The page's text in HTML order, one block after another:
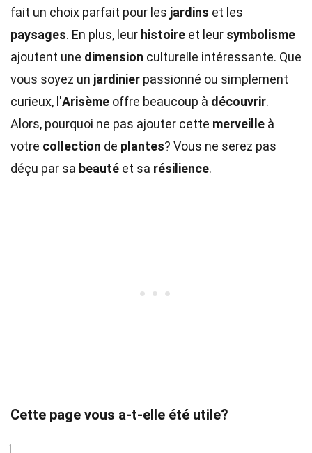
fait un choix parfait pour les jardins et les
paysages. En plus, leur histoire et leur symbolisme
ajoutent une dimension culturelle intéressante. Que
vous soyez un jardinier passionné ou simplement
curieux, l'Arisème offre beaucoup à découvrir.
Alors, pourquoi ne pas ajouter cette merveille à
votre collection de plantes? Vous ne serez pas
déçu par sa beauté et sa résilience.
Cette page vous a-t-elle été utile?